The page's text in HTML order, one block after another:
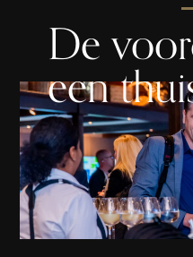
De
een